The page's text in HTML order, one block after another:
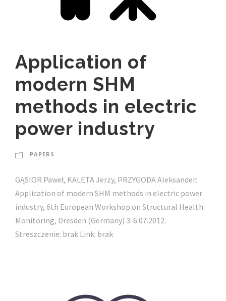
Application of
modern SHM
methods in electric
power industry
PAPERS
GĄSIOR Paweł, KALETA Jerzy, PRZYGODA Aleksander:
Application of modern SHM methods in electric power
industry, 6th European Workshop on Structural Health
Monitoring, Dresden (Germany) 3-6.07.2012.
Streszczenie: brak Link: brak